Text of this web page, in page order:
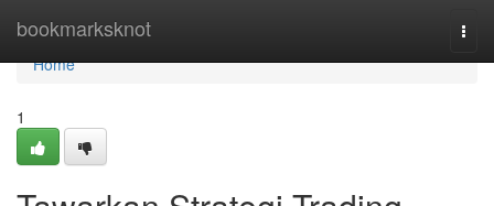
bookmarksknot
Home
Home
1